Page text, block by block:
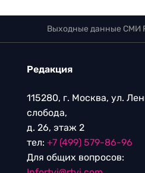
Выходные данные СМИ
Редакция
115280, г. Москва, ул.
слобода,
д. 26, этаж 2
тел: +7 (499) 579-86-96
Для общих вопросов: